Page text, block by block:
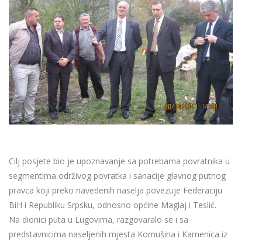
Cilj posjete bio je upoznavanje sa potrebama povratnika u
segmentima održivog povratka i sanacije glavnog putnog
pravca koji preko navedenih naselja povezuje Federaciju
BiH i Republiku Srpsku, odnosno općine Maglaj i Teslić.
Na dionici puta u Lugovima, razgovaralo se i sa
predstavnicima naseljenih mjesta Komušina i Kamenica iz